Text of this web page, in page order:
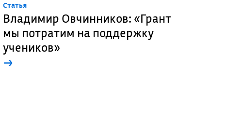
Cтатья
Владимир Овчинников: «Грант
мы потратим на поддержку
учеников»
→